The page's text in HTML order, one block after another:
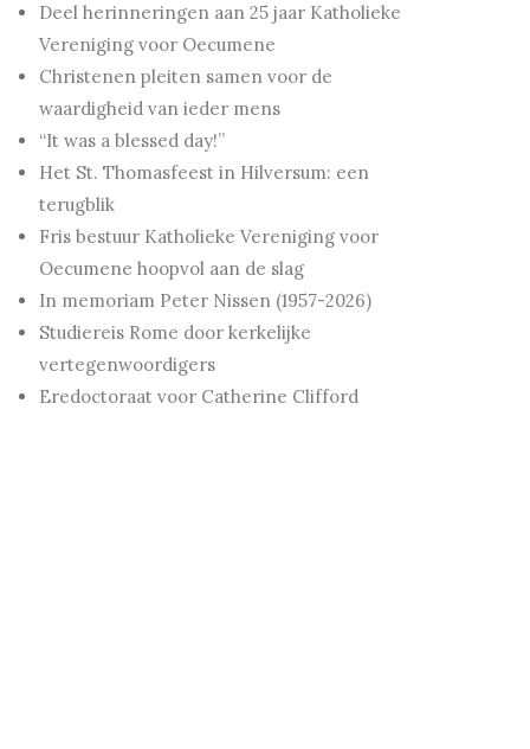
Deel herinneringen aan 25 jaar Katholieke
Vereniging voor Oecumene
Christenen pleiten samen voor de
waardigheid van ieder mens
“It was a blessed day!”
Het St. Thomasfeest in Hilversum: een
terugblik
Fris bestuur Katholieke Vereniging voor
Oecumene hoopvol aan de slag
In memoriam Peter Nissen (1957-2026)
Studiereis Rome door kerkelijke
vertegenwoordigers
Eredoctoraat voor Catherine Clifford